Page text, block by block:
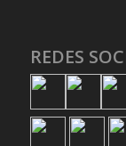
REDES